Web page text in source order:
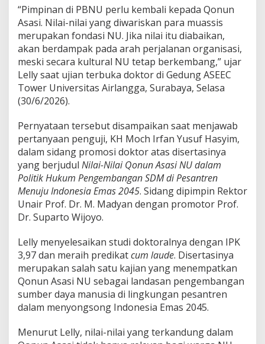
P
B
N
U
P
e
l
u
m
b
a
l
i
p
a
d
a
n
u
n
A
s
a
s
i
N
U
“Pimpinan di PBNU perlu kembali kepada Qonun
Asasi. Nilai-nilai yang diwariskan para muassis
merupakan fondasi NU. Jika nilai itu diabaikan,
akan berdampak pada arah perjalanan organisasi,
meski secara kultural NU tetap berkembang,” ujar
Lelly saat ujian terbuka doktor di Gedung ASEEC
Tower Universitas Airlangga, Surabaya, Selasa
(30/6/2026).
Pernyataan tersebut disampaikan saat menjawab
pertanyaan penguji, KH Moch Irfan Yusuf Hasyim,
dalam sidang promosi doktor atas disertasinya
yang berjudul Nilai-Nilai Qonun Asasi NU dalam
Politik Hukum Pengembangan SDM di Pesantren
Menuju Indonesia Emas 2045. Sidang dipimpin Rektor
Unair Prof. Dr. M. Madyan dengan promotor Prof.
Dr. Suparto Wijoyo.
Lelly menyelesaikan studi doktoralnya dengan IPK
3,97 dan meraih predikatcum laude. Disertasinya
merupakan salah satu kajian yang menempatkan
Qonun Asasi NU sebagai landasan pengembangan
sumber daya manusia di lingkungan pesantren
dalam menyongsong Indonesia Emas 2045.
Menurut Lelly, nilai-nilai yang terkandung dalam